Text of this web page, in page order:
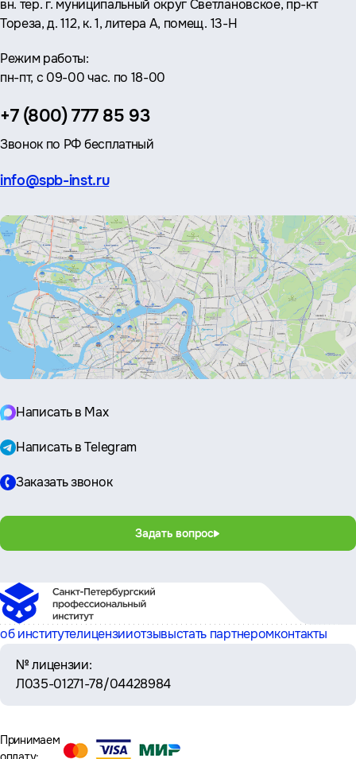
вн. тер. г. муниципальный округ Светлановское, пр-кт
Тореза, д. 112, к. 1, литера А, помещ. 13-Н
Режим работы:
пн-пт, с 09-00 час. по 18-00
Телефон:
+7 (800) 777 85 93
Звонок по РФ бесплатный
Эл.
info@spb-inst.ru
Написать в Max
Написать в Telegram
Заказать звонок
Задать вопрос
об институтелицензииотзывыстать партнеромконтакты
№ лицензии:
Л035-01271-78/04428984
Принимаем